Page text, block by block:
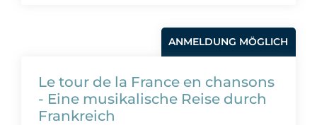
ANMELDUNG MÖGLICH
Le tour de la France en chansons
- Eine musikalische Reise durch
Frankreich